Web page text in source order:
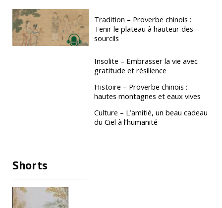
Tradition – Proverbe chinois :
Tenir le plateau à hauteur des
sourcils
Insolite – Embrasser la vie avec
gratitude et résilience
Histoire – Proverbe chinois :
hautes montagnes et eaux vives
Culture – L’amitié, un beau cadeau
du Ciel à l’humanité
Shorts